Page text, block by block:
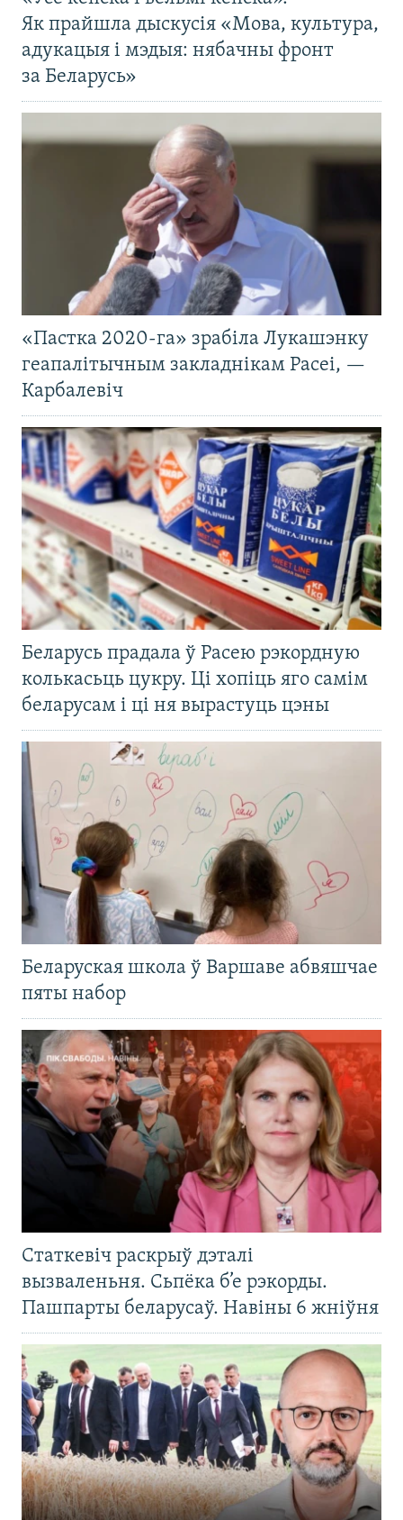
Як прайшла дыскусія «Мова, культура,
адукацыя і мэдыя: нябачны фронт
за Беларусь»
«Пастка 2020-га» зрабіла Лукашэнку
геапалітычным закладнікам Расеі, —
Карбалевіч
Беларусь прадала ў Расею рэкордную
колькасьць цукру. Ці хопіць яго самім
беларусам і ці ня вырастуць цэны
Беларуская школа ў Варшаве абвяшчае
пяты набор
Статкевіч раскрыў дэталі
вызваленьня. Сьпёка б’е рэкорды.
Пашпарты беларусаў. Навіны 6 жніўня